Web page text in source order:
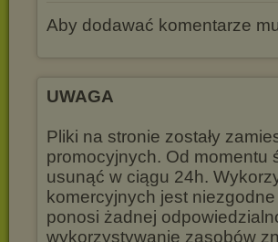
Aby dodawać komentarze
UWAGA
Pliki na stronie zostały
promocyjnych. Od momentu
usunąć w ciągu 24h.
komercyjnych jest
ponosi żadnej
wykorzystywanie zasobów